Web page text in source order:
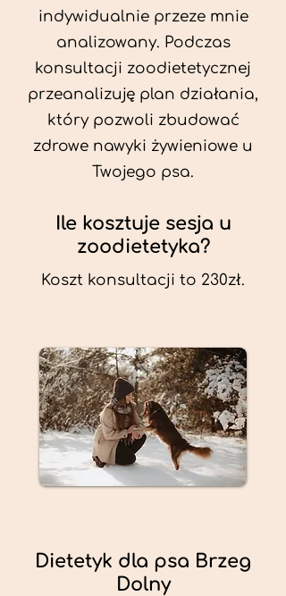
indywidualnie przeze mnie
analizowany. Podczas
konsultacji zoodietetycznej
przeanalizuję plan działania,
który pozwoli zbudować
zdrowe nawyki żywieniowe u
Twojego psa.
Ile kosztuje sesja u
zoodietetyka?
Koszt konsultacji to 230zł.
Dietetyk dla psa Brzeg
Dolny